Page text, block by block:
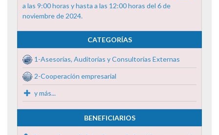
a las 9:00 horas y hasta a las 12:00 horas del 6 de
noviembre de 2024.
CATEGORÍAS
1-Asesorías, Auditorías y Consultorías Externas
2-Cooperación empresarial
y más...
BENEFICIARIOS